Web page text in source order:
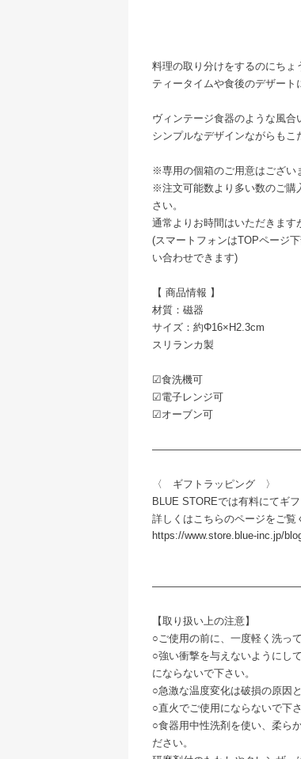
料理の取り分けをするのにちょ
ティータイムや食後のデザート
ヴィンテージ食器のような風合
シンプルなデザインながらもこ
※専用の個箱のご用意はござい
※注文可能数より多い数のご購
さい。
通常よりお時間はいただきます
(スマートフォンはTOPページ
い合わせできます)
【 商品情報 】
材質：磁器
サイズ：約Φ16×H2.3cm
スリランカ製
☑︎食洗機可
☑︎電子レンジ可
☑︎オーブン可
〈 ギフトラッピング 〉
BLUE STOREでは有料にてギ
詳しくはこちらのページをご覧
https://www.store.blue-inc.jp/
【取り扱い上の注意】
○ご使用の前に、一度軽く洗っ
○強い衝撃を与えないようにし
にならないで下さい。
○急激な温度変化は破損の原因
○直火でご使用にならないで下さ
○食器用中性洗剤を使い、柔ら
ださい。